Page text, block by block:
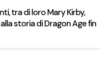
tra di loro Mary Kirby,
storia di Dragon Age fin